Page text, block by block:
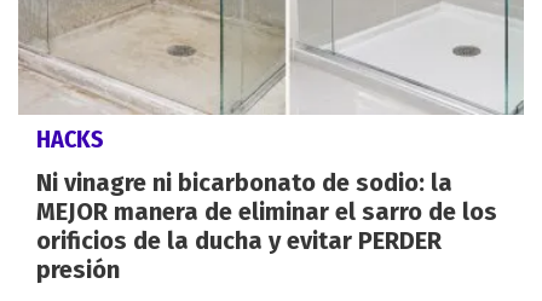
HACKS
Ni vinagre ni bicarbonato de sodio: la
MEJOR manera de eliminar el sarro de los
orificios de la ducha y evitar PERDER
presión